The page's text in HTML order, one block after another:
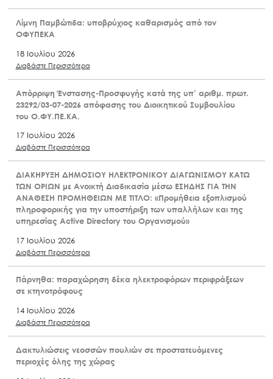
Λίμνη Παμβώτιδα: υποβρύχιος καθαρισμός από τον
ΟΦΥΠΕΚΑ
18 Ιουλίου 2026
Διαβάστε Περισσότερα
Απόρριψη Ένστασης-Προσφυγής κατά της υπ’ αριθμ. πρωτ.
23292/03-07-2026 απόφασης του Διοικητικού Συμβουλίου
του Ο.ΦΥ.ΠΕ.ΚΑ.
17 Ιουλίου 2026
Διαβάστε Περισσότερα
ΔΙΑΚΗΡΥΞΗ ΔΗΜΟΣΙΟΥ ΗΛΕΚΤΡΟΝΙΚΟΥ ΔΙΑΓΩΝΙΣΜΟΥ ΚΑΤΩ
ΤΩΝ ΟΡΙΩΝ με Ανοικτή Διαδικασία μέσω ΕΣΗΔΗΣ ΓΙΑ ΤΗΝ
ΑΝΑΘΕΣΗ ΠΡΟΜΗΘΕΙΩΝ ΜΕ ΤΙΤΛΟ: «Προμήθεια εξοπλισμού
πληροφορικής για την υποστήριξη των υπαλλήλων και της
υπηρεσίας Active Directory του Οργανισμού»
17 Ιουλίου 2026
Διαβάστε Περισσότερα
Πάρνηθα: παραχώρηση δέκα ηλεκτροφόρων περιφράξεων
σε κτηνοτρόφους
14 Ιουλίου 2026
Διαβάστε Περισσότερα
Δακτυλιώσεις νεοσσών πουλιών σε προστατευόμενες
περιοχές όλης της χώρας